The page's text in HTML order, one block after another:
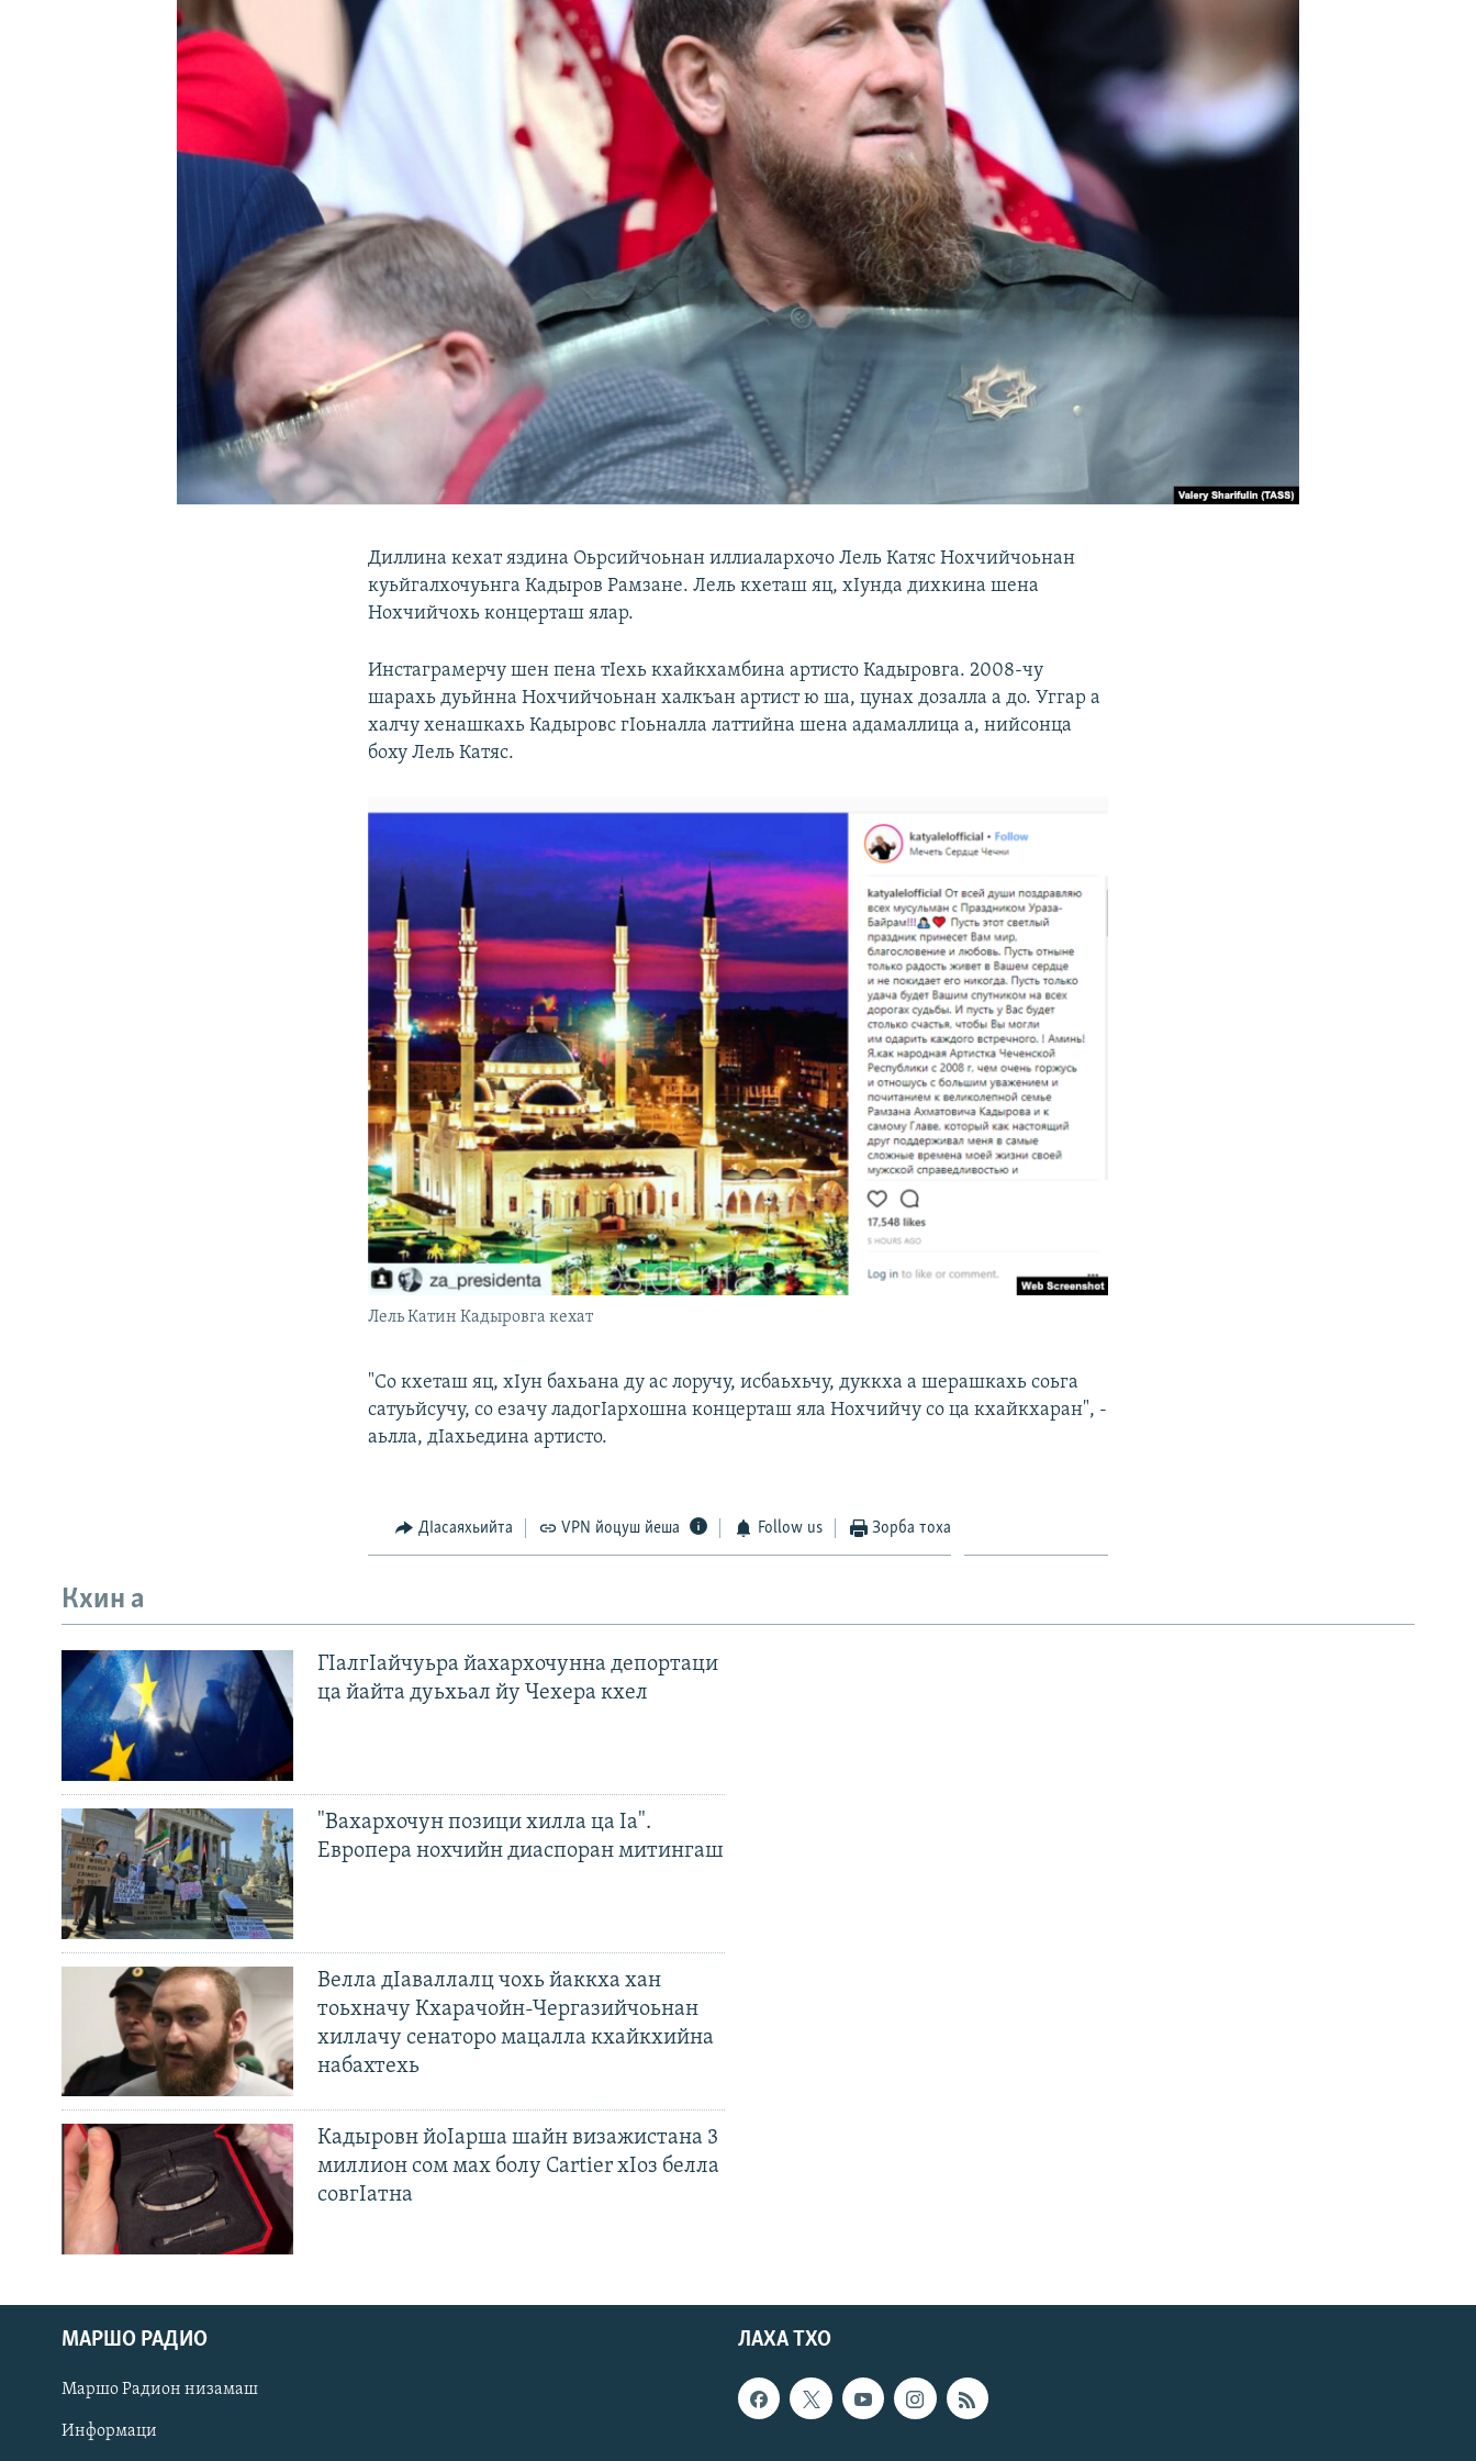
Оьрсийн маттахь
Диллина кехат яздина Оьрсийчоьнан иллиалархочо Лель Катяс Нохчийчоьнан
куьйгалхочуьнга Кадыров Рамзане. Лель кхеташ яц, хIунда дихкина шена
Нохчийчохь концерташ ялар.
Инстаграмерчу шен пена тIехь кхайкхамбина артисто Кадыровга. 2008-чу
шарахь дуьйнна Нохчийчоьнан халкъан артист ю ша, цунах дозалла а до. Уггар а
халчу хенашкахь Кадыровс гIоьналла латтийна шена адамаллица а, нийсонца
боху Лель Катяс.
Лель Катин Кадыровга кехат
"Со кхеташ яц, хIун бахьана ду ас лоручу, исбаьхьчу, дуккха а шерашкахь соьга
сатуьйсучу, со езачу ладогIархошна концерташ яла Нохчийчу со ца кхайкхаран", -
аьлла, дIахьедина артисто.
ДIасаяхьийта VPN йоцуш йеша Follow us Зорба тоха
Кхин а
ГIалгIайчуьра йахархочунна депортаци
ца йайта дуьхьал йу Чехера кхел
"Вахархочун позици хилла ца Iа".
Европера нохчийн диаспоран митингаш
Велла дIаваллалц чохь йаккха хан
тоьхначу Кхарачойн-Чергазийчоьнан
хиллачу сенаторо мацалла кхайкхийна
набахтехь
Кадыровн йоIарша шайн визажистана 3
миллион сом мах болу Cartier хIоз белла
совгIатна
ЛАХА ТХО
МАРШО РАДИО
Маршо Радион низамаш
Информаци